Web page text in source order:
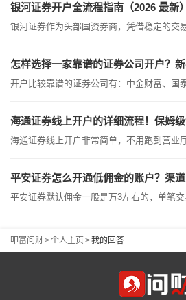
银河证券开户全流程指南（2026 最新）
怎样选择一家靠谱的证券公司开户？
海通证券线上开户的详细流程！保姆
平安证券怎么开通低佣金的账户？渠道
叩富问财>个人主页 >我的回答